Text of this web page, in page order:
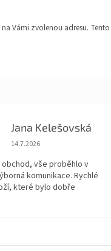
Vámi zvolenou adresu.
Jana Kelešovská
Hodnocení obchodu je 5 z
14.7.2026
vše proběhlo v
komunikace. Rychlé
které bylo dobře